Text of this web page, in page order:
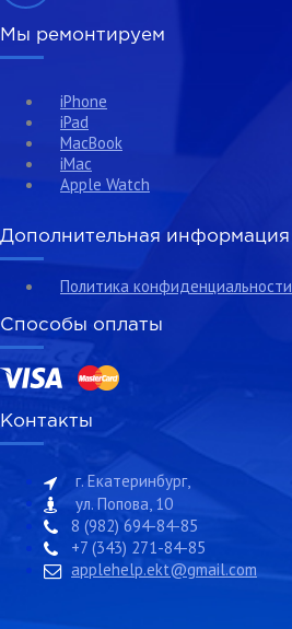
Мы ремонтируем
iPhone
iPad
MacBook
iMac
Apple Watch
Дополнительная информация
Политика конфиденциальности
Способы оплаты
Контакты
г. Екатеринбург,
ул. Попова, 10
8 (982) 694-84-85
+7 (343) 271-84-85
applehelp.ekt@gmail.com